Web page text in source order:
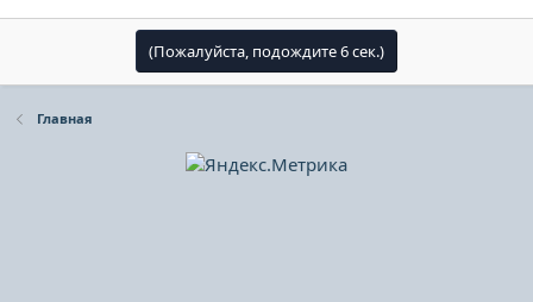
(Пожалуйста, подождите6сек.)
Главная